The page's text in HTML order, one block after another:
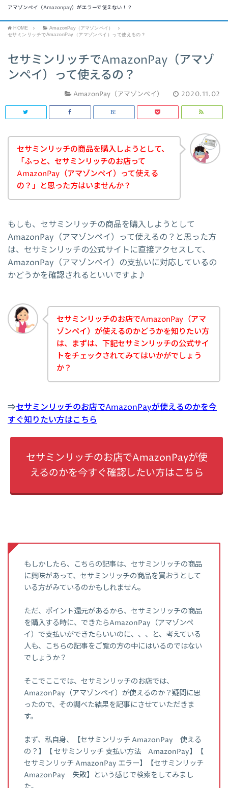
アマゾンペイ（Amazonpay）がエラーで使えない！？
HOME
AmazonPay（アマゾンペイ）
セサミンリッチでAmazonPay（アマゾンペイ）って使えるの？
セサミンリッチでAmazonPay（アマゾ
ンペイ）って使えるの？
AmazonPay（アマゾンペイ） 2020.11.02
セサミンリッチの商品を購入しようとして、
「ふっと、セサミンリッチのお店って
AmazonPay（アマゾンペイ）って使える
の？」と思った方はいませんか？
もしも、セサミンリッチの商品を購入しようとして
AmazonPay（アマゾンペイ）って使えるの？と思った方
は、セサミンリッチの公式サイトに直接アクセスして、
AmazonPay（アマゾンペイ）の支払いに対応しているの
かどうかを確認されるといいですよ♪
セサミンリッチのお店でAmazonPay（アマ
ゾンペイ）が使えるのかどうかを知りたい方
は、まずは、下記セサミンリッチの公式サイ
トをチェックされてみてはいかがでしょう
か？
⇒セサミンリッチのお店でAmazonPayが使えるのかを今
すぐ知りたい方はこちら
セサミンリッチのお店でAmazonPayが使
えるのかを今すぐ確認したい方はこちら
もしかしたら、こちらの記事は、セサミンリッチの商品
に興味があって、セサミンリッチの商品を買おうとして
いる方がみているのかもしれません。
ただ、ポイント還元があるから、セサミンリッチの商品
を購入する時に、できたらAmazonPay（アマゾンペ
イ）で支払いができたらいいのに、、、と、考えている
人も、こちらの記事をご覧の方の中にはいるのではない
でしょうか？
そこでここでは、セサミンリッチのお店では、
AmazonPay（アマゾンペイ）が使えるのか？疑問に思
ったので、その調べた結果を記事にさせていただきま
す。
まず、私自身、【セサミンリッチ AmazonPay 使える
の？】【 セサミンリッチ 支払い方法 AmazonPay】【
セサミンリッチ AmazonPay エラー】【セサミンリッチ
AmazonPay 失敗】という感じで検索をしてみまし